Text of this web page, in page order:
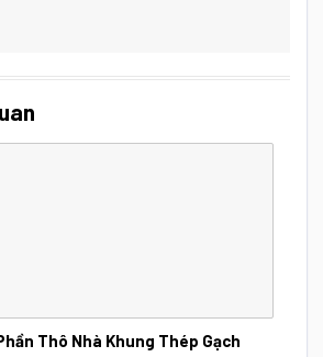
Thô Nhà Khung Thép Gạch